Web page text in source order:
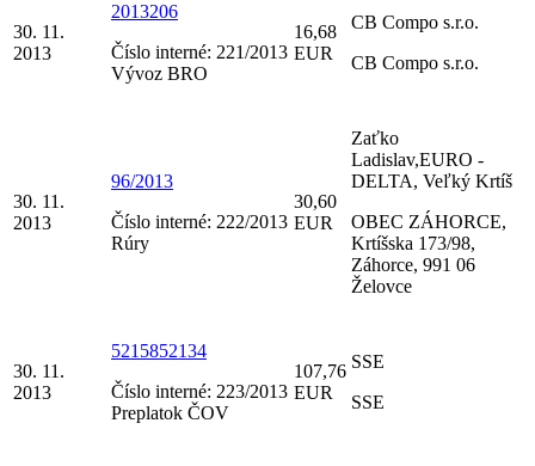
30. 11.
2013
2013206
Číslo interné: 221/2013
Vývoz BRO
16,68
EUR
CB Compo s.r.o.
CB Compo s.r.o.
30. 11.
2013
96/2013
Číslo interné: 222/2013
Rúry
30,60
EUR
Zaťko
Ladislav,EURO -
DELTA, Veľký Krtíš
OBEC ZÁHORCE,
Krtíšska 173/98,
Záhorce, 991 06
Želovce
30. 11.
2013
5215852134
Číslo interné: 223/2013
Preplatok ČOV
107,76
EUR
SSE
SSE